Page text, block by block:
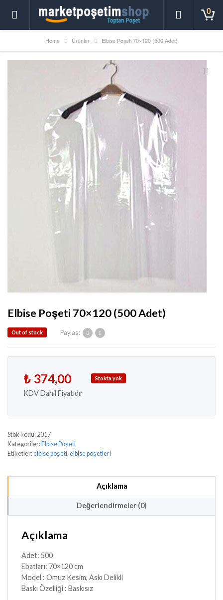
0
Home Ürünler Elbise Poşeti 70×120 (500 Adet)
Elbise Poşeti 70×120 (500 Adet)
Paylaş:
Out of stock
₺ 374,00
KDV Dahil Fiyatıdır
Stokta yok
Stok kodu: 2017
Kategoriler: Elbise Poşeti
Etiketler:elbise poşeti, elbise poşetleri
Açıklama
Değerlendirmeler (0)
Açıklama
Adet: 500
Ebatları: 70×120cm
Model : Omuz Kesim, Askı Delikli
Baskı Özelliği : Baskısız